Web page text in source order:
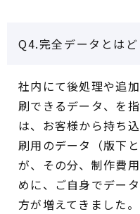
Q4.完全データとは
社内にて後処理や追
刷できるデータ、を
は、お客様から持ち
刷用のデータ（版下
が、その分、制作費
めに、ご自身でデー
方が増えてきました